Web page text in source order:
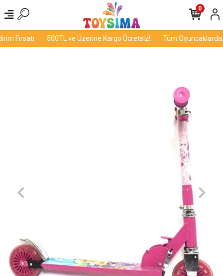
Fırsatı 500TL ve Üzerine Kargo Ücretsiz! Tüm Oyuncaklarda
0